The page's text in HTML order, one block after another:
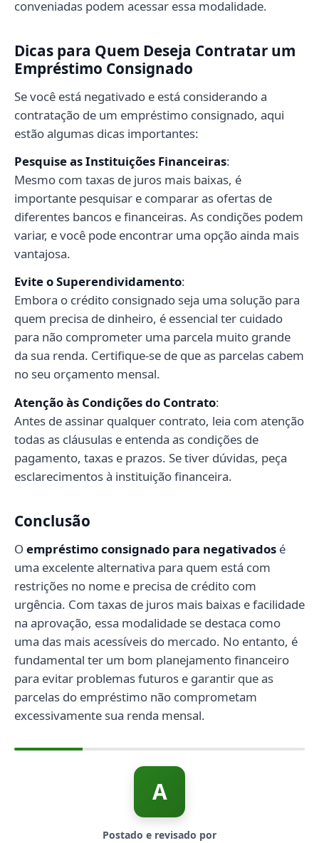
conveniadas podem acessar essa modalidade.
Dicas para Quem Deseja Contratar um
Empréstimo Consignado
Se você está negativado e está considerando a
contratação de um empréstimo consignado, aqui
estão algumas dicas importantes:
Pesquise as Instituições Financeiras:
Mesmo com taxas de juros mais baixas, é
importante pesquisar e comparar as ofertas de
diferentes bancos e financeiras. As condições podem
variar, e você pode encontrar uma opção ainda mais
vantajosa.
Evite o Superendividamento:
Embora o crédito consignado seja uma solução para
quem precisa de dinheiro, é essencial ter cuidado
para não comprometer uma parcela muito grande
da sua renda. Certifique-se de que as parcelas cabem
no seu orçamento mensal.
Atenção às Condições do Contrato:
Antes de assinar qualquer contrato, leia com atenção
todas as cláusulas e entenda as condições de
pagamento, taxas e prazos. Se tiver dúvidas, peça
esclarecimentos à instituição financeira.
Conclusão
O empréstimo consignado para negativados é
uma excelente alternativa para quem está com
restrições no nome e precisa de crédito com
urgência. Com taxas de juros mais baixas e facilidade
na aprovação, essa modalidade se destaca como
uma das mais acessíveis do mercado. No entanto, é
fundamental ter um bom planejamento financeiro
para evitar problemas futuros e garantir que as
parcelas do empréstimo não comprometam
excessivamente sua renda mensal.
A
Postado e revisado por